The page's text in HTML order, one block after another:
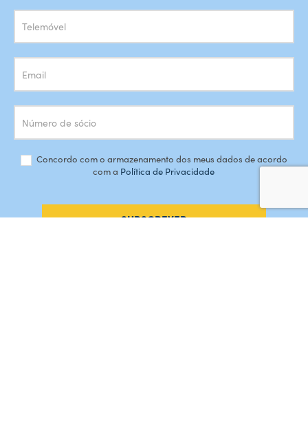
Concordo com o armazenamento dos meus dados de acordo
com a Política de Privacidade
SUBSCREVER